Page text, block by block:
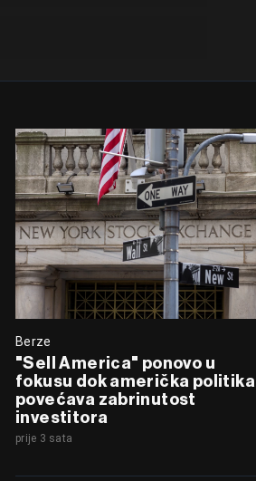
Berze
"Sell America" ponovo u
fokusu dok američka politika
povećava zabrinutost
investitora
prije 3 sata